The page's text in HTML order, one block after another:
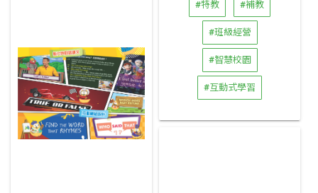
#特教 #補教
#班級經營
#智慧校園
#互動式學習